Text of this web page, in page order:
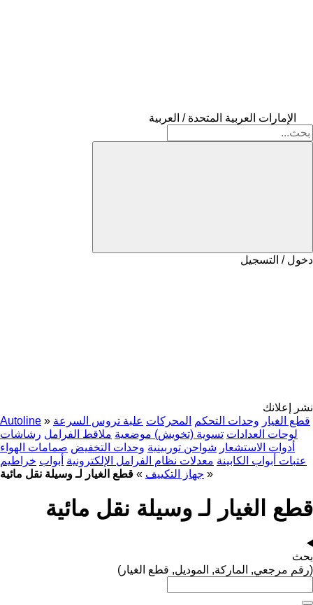
الإمارات العربية المتحدة / العربية
دخول / التسجيل
نشر إعلانك
Autoline » قطع الغيار وحدات التحكم المحركات علبة تروس السرعة
لوحات العدادات تسوية (تخويش) موضعية ملاقط الفرامل رشاشات
أدوات الاستشعار شواحن توربينية وحدات التخفيض صمامات الهواء
عتبات أبواب الكابينة معدلات نظام الفرامل الإلكترونية أبواب خراطيم
جهاز التكييف » قطع الغيار لـ وسيلة نقل مائية »
قطع الغيار لـ وسيلة نقل مائية
بحث
(رقم مرجعي, الماركة, الموديل, قطع الغيار)